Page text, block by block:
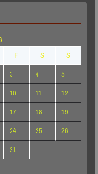
F S
S
3 4
5
10 11
12
17 18
19
24 25
26
31